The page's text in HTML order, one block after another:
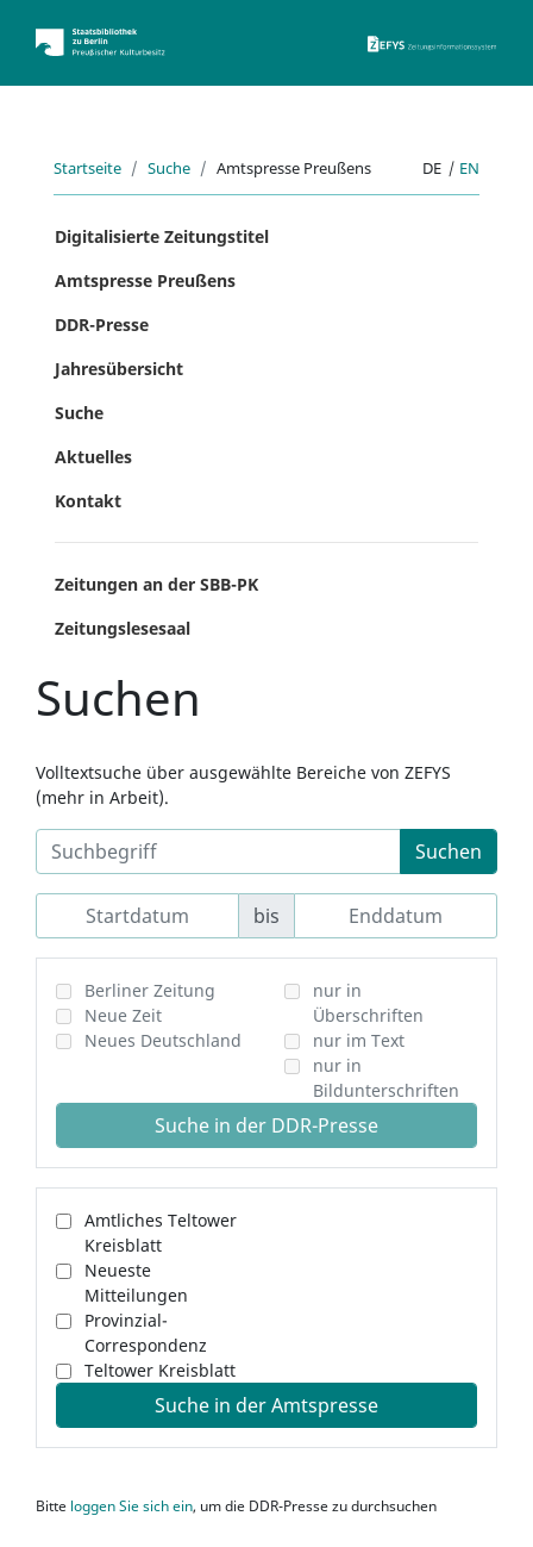
Startseite Suche Amtspresse Preußens DE | EN
Digitalisierte Zeitungstitel
Amtspresse Preußens
DDR-Presse
Jahresübersicht
Suche
Aktuelles
Kontakt
Zeitungen an der SBB-PK
Zeitungslesesaal
Suchen
Volltextsuche über ausgewählte Bereiche von ZEFYS
(mehr in Arbeit).
Suchen
bis
Berliner Zeitung
Neue Zeit
Neues Deutschland
nur in
Überschriften
nur im Text
nur in
Bildunterschriften
Suche in der DDR-Presse
Amtliches Teltower
Kreisblatt
Neueste
Mitteilungen
Provinzial-
Correspondenz
Teltower Kreisblatt
Suche in der Amtspresse
Bitte loggen Sie sich ein, um die DDR-Presse zu durchsuchen